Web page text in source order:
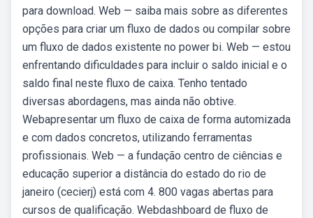
para download. Web — saiba mais sobre as diferentes
opções para criar um fluxo de dados ou compilar sobre
um fluxo de dados existente no power bi. Web — estou
enfrentando dificuldades para incluir o saldo inicial e o
saldo final neste fluxo de caixa. Tenho tentado
diversas abordagens, mas ainda não obtive.
Webapresentar um fluxo de caixa de forma automizada
e com dados concretos, utilizando ferramentas
profissionais. Web — a fundação centro de ciências e
educação superior a distância do estado do rio de
janeiro (cecierj) está com 4. 800 vagas abertas para
cursos de qualificação. Webdashboard de fluxo de